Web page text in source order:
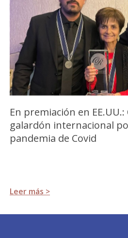
En premiación en
galardón internacional
pandemia de Covid
Leer más >